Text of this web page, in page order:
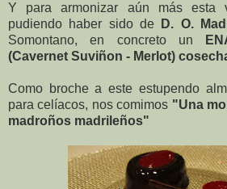
Y para armonizar aún más esta
pudiendo haber sido de
D. O.
Somontano, en concreto un
(Cavernet Suviñon - Merlot)
Como broche a este estupendo
para celíacos, nos comimos "Una
madroños madrileños"